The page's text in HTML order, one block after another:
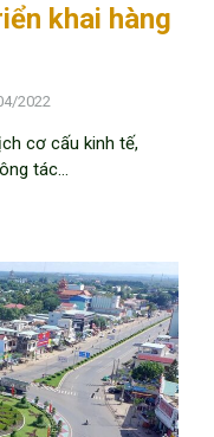
khai hàng
2022
cơ cấu kinh tế,
tác…